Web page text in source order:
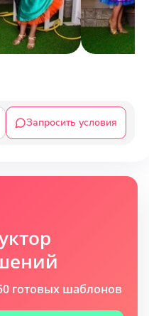
Запросить условия
готовых шаблонов